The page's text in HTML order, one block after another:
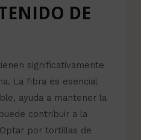
DE
significativamente
La fibra es esencial
ayuda a mantener la
contribuir a la
por tortillas de